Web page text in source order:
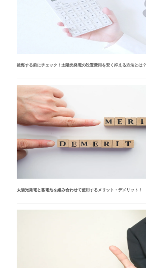
後悔する前にチェック！太陽光発電の設置費用を安く抑える方法とは？
太陽光発電と蓄電池を組み合わせて使用するメリット・デメリット！